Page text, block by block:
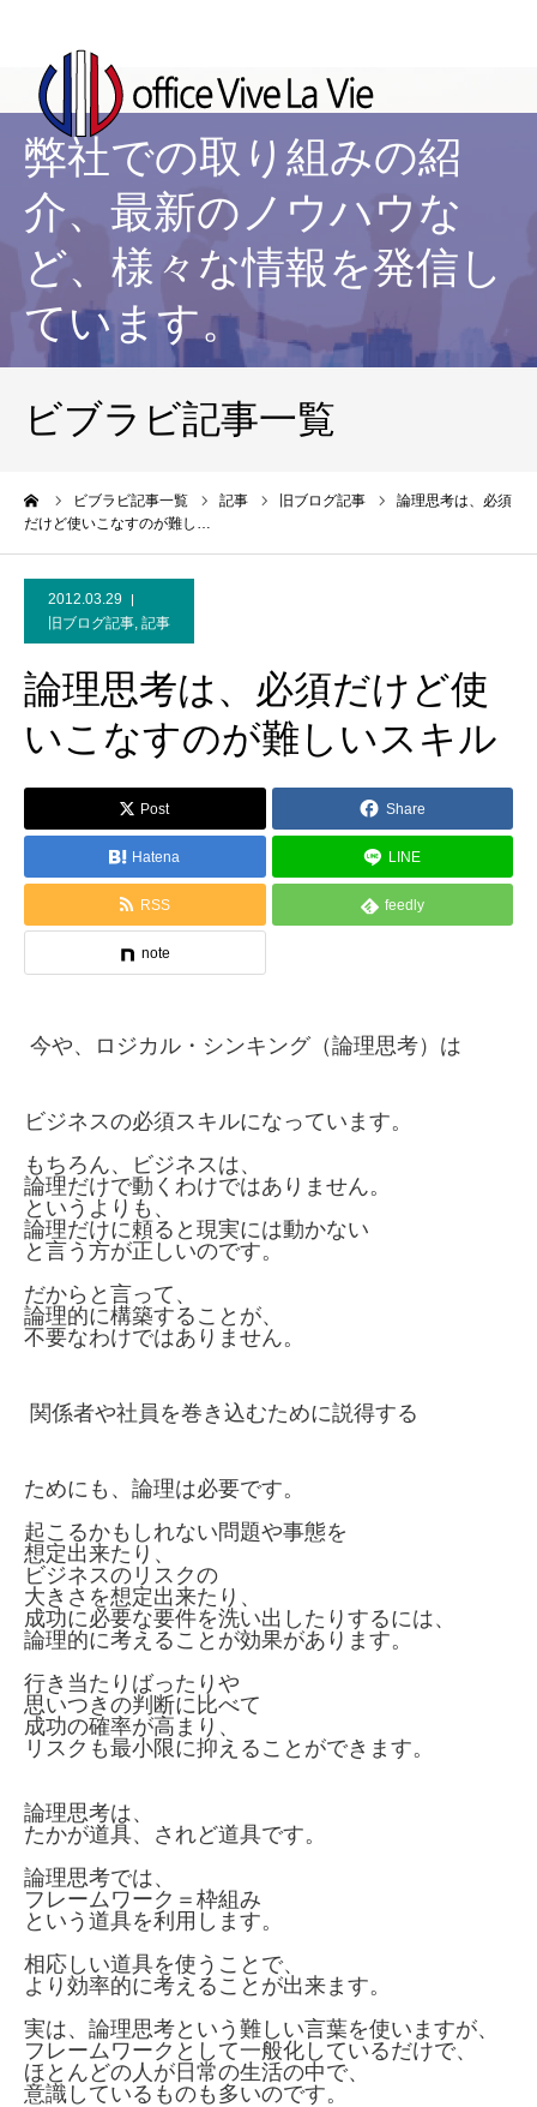
弊社での取り組みの紹
介、最新のノウハウな
ど、様々な情報を発信し
ています。
ビブラビ記事一覧
ビブラビ記事一覧 記事 旧ブログ記事
論理思考は、必須
だけど使いこなすのが難し…
2012.03.29
旧ブログ記事, 記事
論理思考は、必須だけど使
いこなすのが難しいスキル
Post Share
Hatena LINE
RSS feedly
note
今や、ロジカル・シンキング（論理思考）は
ビジネスの必須スキルになっています。
もちろん、ビジネスは、
論理だけで動くわけではありません。
というよりも、
論理だけに頼ると現実には動かない
と言う方が正しいのです。
だからと言って、
論理的に構築することが、
不要なわけではありません。
関係者や社員を巻き込むために説得する
ためにも、論理は必要です。
起こるかもしれない問題や事態を
想定出来たり、
ビジネスのリスクの
大きさを想定出来たり、
成功に必要な要件を洗い出したりするには、
論理的に考えることが効果があります。
行き当たりばったりや
思いつきの判断に比べて
成功の確率が高まり、
リスクも最小限に抑えることができます。
論理思考は、
たかが道具、されど道具です。
論理思考では、
フレームワーク＝枠組み
という道具を利用します。
相応しい道具を使うことで、
より効率的に考えることが出来ます。
実は、論理思考という難しい言葉を使いますが、
フレームワークとして一般化しているだけで、
ほとんどの人が日常の生活の中で、
意識しているものも多いのです。